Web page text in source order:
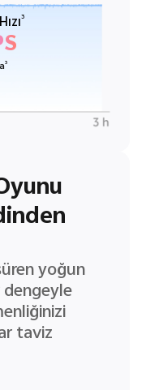
3
3
yoğun
dengeyle
taviz